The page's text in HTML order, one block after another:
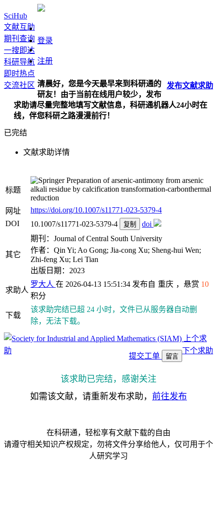
SciHub
文献互助
期刊查询
一搜即达
科研导航
即时热点
交流社区
登录
注册
发布文献求助
清晨好，您是今天最早来到科研通的
研友！由于当前在线用户较少，发布
求助请尽量完整地填写文献信息，科研通机器人24小时在
线，伴您科研之路漫漫前行！
已完结
文献求助详情
标题
Preparation of arsenic-antimony from arsenic
alkali residue by calcification transformation-carbonthermal
reduction
网址
https://doi.org/10.1007/s11771-023-5379-4
DOI
10.1007/s11771-023-5379-4 复制 doi
其它
期刊：Journal of Central South University
作者：Qin Yi; Ao Gong; Jia-cong Xu; Sheng-hui Wen;
Zhi-feng Xu; Lei Tian
出版日期：2023
求助人
罗大人 在 2026-04-13 15:51:34 发布自 重庆 ，悬赏 10
积分
下载
该求助完结已超 24 小时，文件已从服务器自动删
除，无法下载。
上个求
助
下个求助
提交工单 留言
该求助已完结，感谢关注
如需该文献，请重新发布求助， 前往发布
在科研通，轻松享有文献下载的自由
请遵守相关知识产权规定，勿将文件分享给他人，仅可用于个
人研究学习